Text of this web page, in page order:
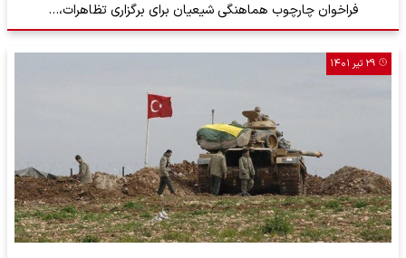
فراخوان چارچوب هماهنگی شیعیان برای برگزاری تظاهرات،…
۲۹ تیر ۱۴۰۱